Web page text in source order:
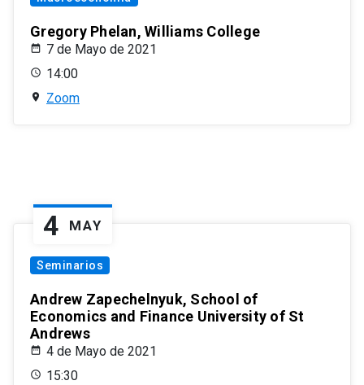
Gregory Phelan, Williams College
7 de Mayo de 2021
14:00
Zoom
4 MAY
Seminarios
Andrew Zapechelnyuk, School of
Economics and Finance University of St
Andrews
4 de Mayo de 2021
15:30